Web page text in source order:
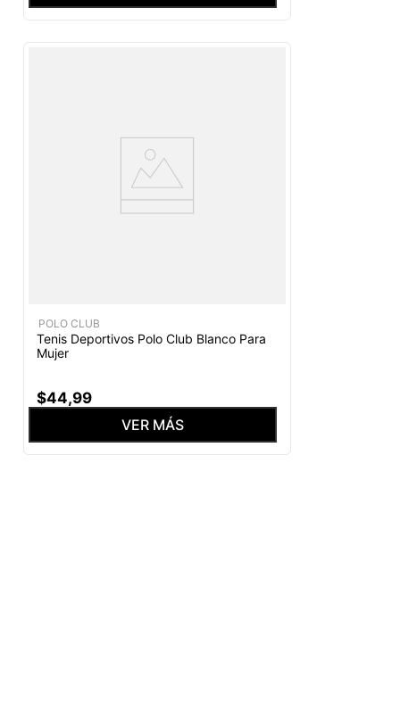
POLO CLUB
Tenis Deportivos Polo Club Blanco Para
Mujer
$44,99
VER MÁS